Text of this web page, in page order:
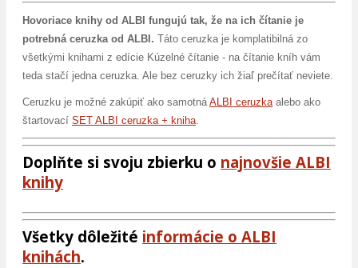
Hovoriace knihy od ALBI fungujú tak, že na ich čítanie je
potrebná ceruzka od ALBI. Táto ceruzka je komplatibilná zo
všetkými knihami z edície Kúzelné čítanie - na čítanie kníh vám
teda stačí jedna ceruzka. Ale bez ceruzky ich žiaľ prečítať neviete.
Ceruzku je možné zakúpiť ako samotnáALBI ceruzkaalebo ako
štartovací SET ALBI ceruzka + kniha.
Doplňte si svoju zbierku o najnovšie ALBI
knihy
Všetky dôležité informácie o ALBI
knihách.